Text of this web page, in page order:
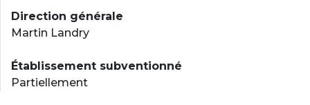
Direction générale
Martin Landry
Établissement subventionné
Partiellement